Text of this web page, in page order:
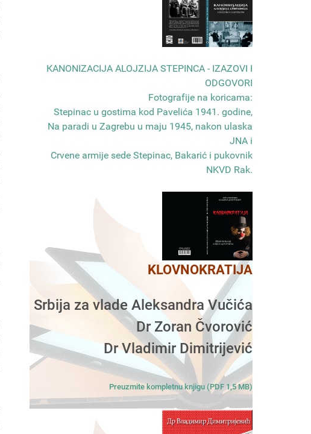
КANONIZACIJA ALOJZIJA STEPINCA - IZAZOVI I
ODGOVORI
Fotografije na koricama:
Stepinac u gostima kod Pavelića 1941. godine,
Na paradi u Zagrebu u maju 1945, nakon ulaska
JNA i
Crvene armije sede Stepinac, Bakarić i pukovnik
NKVD Rak.
KLOVNOKRATIJA
Srbija za vlade Aleksandra Vučića
Dr Zoran Čvorović
Dr Vladimir Dimitrijević
Preuzmite kompletnu knjigu (PDF 1,5 MB)